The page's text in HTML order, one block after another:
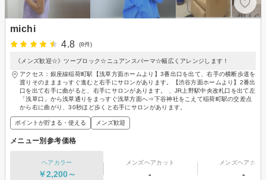
michi
4.8
(8件)
《メンズ歓迎☆》ツーブロック☆ニュアンスパーマ☆幅広くアレンジします！
アクセス：銀座線稲荷町駅【浅草方面ホームより】3番出口を出て、右手の横断歩道を
渡りそのまままっすぐ進むと右手にサロンがあります。【渋谷方面ホームより】2番出
口を出て右手に曲がると、右手にサロンがあります。 、JR上野駅中央改札口を出て左
「浅草口」から浅草通りをまっすぐ浅草方面へ⇒下谷神社をこえて稲荷町駅の交差点
から右に曲がり、30秒ほど歩くと右手にサロンがあります。
ポイントが貯まる・使える メンズ歓迎
メニュー別参考価格
ヘアカラー
￥2,200～
メンズヘアカット
-
メンズヘアカラ
-